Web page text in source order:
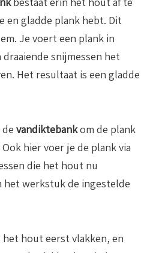
en gladde plank hebt. Dit
Je voert een plank in
snijmessen het
Het resultaat is een gladde
vandiktebankom de plank
hier voer je de plank via
die het hout nu
het werkstuk de ingestelde
het hout eerst vlakken, en